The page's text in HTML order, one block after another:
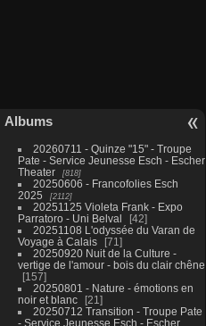
Albums
20260711 - Quinze "15" - Troupe
Pate - Service Jeunesse Esch - Escher
Theater
818
20250606 - Francofolies Esch
2025
2112
20251125 Violeta Frank - Expo
Parratoro - Uni Belval
42
20251108 L'odyssée du Varan de
Voyage à Calais
71
20250920 Nuit de la Culture -
vertige de l'amour - bois du clair chêne
157
20250801 - Nature - émotions en
noir et blanc
21
20250712 Transition - Troupe Pate
- Service Jeunesse Esch - Escher